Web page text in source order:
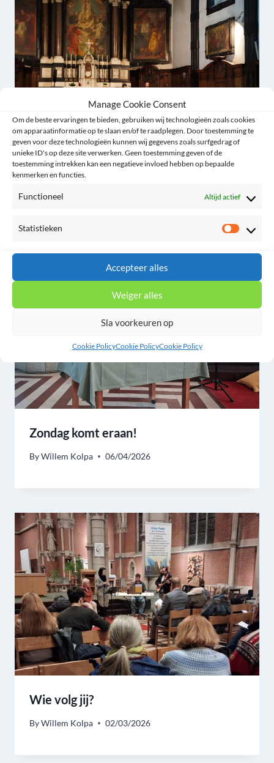
Manage Cookie Consent
Om de beste ervaringen te bieden, gebruiken wij technologieën zoals cookies
om apparaatinformatie op te slaan en/of te raadplegen. Door toestemming te
geven voor deze technologieën kunnen wij gegevens zoals surfgedrag of
unieke ID's op deze site verwerken. Geen toestemming geven of de
toestemming intrekken kan een negatieve invloed hebben op bepaalde
kenmerken en functies.
Functioneel Altijd actief
Statistieken
Accepteer alles
Weiger alles
Sla voorkeuren op
Cookie PolicyCookie PolicyCookie Policy
Seizoen 2, aflevering 1
Zondag komt eraan!
ByWillem Kolpa 06/04/2026
Wie volg jij?
ByWillem Kolpa 02/03/2026